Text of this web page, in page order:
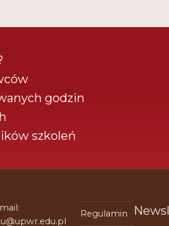
godzin
szkoleń
Regulamin